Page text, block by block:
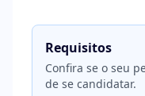
Requisitos
Confira se o seu
de se candidatar.